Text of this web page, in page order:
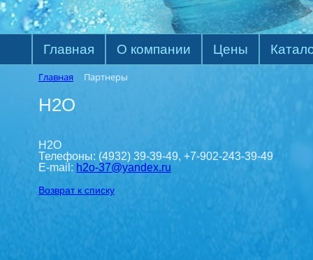
Главная О компании Цены
Главная Партнеры
Н2О
Н2О
Телефоны: (4932) 39-39-49, +7-902-243-39-49
E-mail: h2o-37@yandex.ru
Возврат к списку